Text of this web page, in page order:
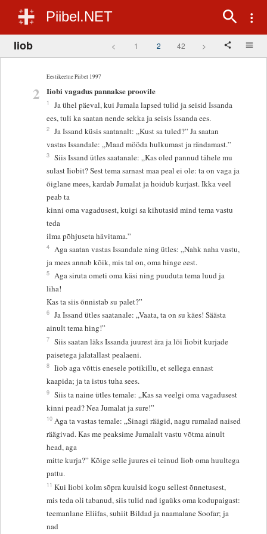
Piibel.NET
Iiob < 1 2 42 >
Eestikeelne Piibel 1997
2 Iiobi vagadus pannakse proovile
1
Ja ühel päeval, kui Jumala lapsed tulid ja seisid Issanda
ees, tuli ka saatan nende sekka ja seisis Issanda ees.
2 Ja Issand küsis saatanalt: „Kust sa tuled?” Ja saatan
vastas Issandale: „Maad mööda hulkumast ja rändamast.”
3 Siis Issand ütles saatanale: „Kas oled pannud tähele mu
sulast Iiobit? Sest tema sarnast maa peal ei ole: ta on vaga ja
õiglane mees, kardab Jumalat ja hoidub kurjast. Ikka veel
peab ta
kinni oma vagadusest, kuigi sa kihutasid mind tema vastu
teda
ilma põhjuseta hävitama.”
4 Aga saatan vastas Issandale ning ütles: „Nahk naha vastu,
ja mees annab kõik, mis tal on, oma hinge eest.
5 Aga siruta ometi oma käsi ning puuduta tema luud ja
liha!
Kas ta siis õnnistab su palet?”
6 Ja Issand ütles saatanale: „Vaata, ta on su käes! Säästa
ainult tema hing!”
7 Siis saatan läks Issanda juurest ära ja lõi Iiobit kurjade
paisetega jalatallast pealaeni.
8 Iiob aga võttis enesele potikillu, et sellega ennast
kaapida; ja ta istus tuha sees.
9 Siis ta naine ütles temale: „Kas sa veelgi oma vagadusest
kinni pead? Nea Jumalat ja sure!”
10 Aga ta vastas temale: „Sinagi räägid, nagu rumalad naised
räägivad. Kas me peaksime Jumalalt vastu võtma ainult
head, aga
mitte kurja?” Kõige selle juures ei teinud Iiob oma huultega
pattu.
11 Kui Iiobi kolm sõpra kuulsid kogu sellest õnnetusest,
mis teda oli tabanud, siis tulid nad igaüks oma kodupaigast:
teemanlane Eliifas, suhiit Bildad ja naamalane Soofar; ja
nad